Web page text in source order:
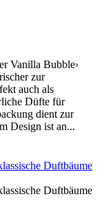
Vanilla Bubble›
zur
auch als
Düfte für
dient zur
Design ist an...